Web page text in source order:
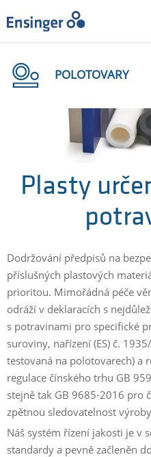
VAŠE POPTÁVKA
Domů
POLOTOVARY
Plasty
Dodržování předpisů na
příslušných plastových
prioritou. Mimořádná péče
odráží v deklaracích s
s potravinami pro specifické
suroviny, nařízení (ES) č.
testovaná na polotovarech) a
regulace čínského trhu GB
stejně tak GB 9685-2016 pro
zpětnou sledovatelnost
Náš systém řízení jakosti je v
standardy a pevně začleněn